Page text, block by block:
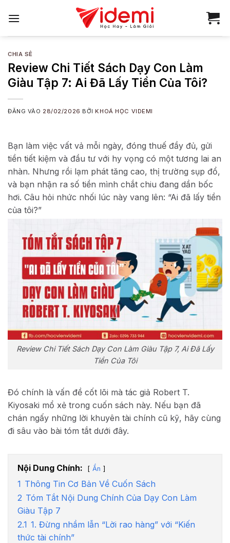
qua
CHIA SẺ
Review Chi Tiết Sách Dạy Con Làm
Giàu Tập 7: Ai Đã Lấy Tiền Của Tôi?
ĐĂNG VÀO 28/02/2026 BỞI KHOÁ HỌC VIDEMI
Bạn làm việc vất vả mỗi ngày, đóng thuế đầy đủ, gửi
tiền tiết kiệm và đầu tư với hy vọng có một tương lai an
nhàn. Nhưng rồi lạm phát tăng cao, thị trường sụp đổ,
và bạn nhận ra số tiền mình chắt chiu đang dần bốc
hơi. Câu hỏi nhức nhối lúc này vang lên: “Ai đã lấy tiền
của tôi?”
Review Chi Tiết Sách Dạy Con Làm Giàu Tập 7, Ai Đã Lấy
Tiền Của Tôi
Đó chính là vấn đề cốt lõi mà tác giả Robert T.
Kiyosaki mổ xẻ trong cuốn sách này. Nếu bạn đã
chán ngấy những lời khuyên tài chính cũ kỹ, hãy cùng
đi sâu vào bài tóm tắt dưới đây.
Nội Dung Chính: Ẩn
1 Thông Tin Cơ Bản Về Cuốn Sách
2 Tóm Tắt Nội Dung Chính Của Dạy Con Làm
Giàu Tập 7
2.1 1. Đừng nhầm lẫn “Lời rao hàng” với “Kiến
thức tài chính”